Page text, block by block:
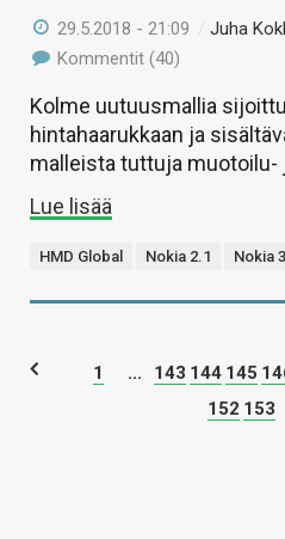
29.5.2018 - 21:09 /Juha
Kommentit (40)
Kolme uutuusmallia
hintahaarukkaan ja
malleista tuttuja muotoilu-
Lue lisää
HMD Global Nokia 2.1 Nokia
1 ... 143 144 145
152 153